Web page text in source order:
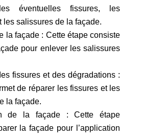
éventuelles fissures, les
les salissures de la façade.
la façade : Cette étape consiste
pour enlever les salissures
fissures et des dégradations :
de réparer les fissures et les
la façade.
de la façade : Cette étape
la façade pour l’application